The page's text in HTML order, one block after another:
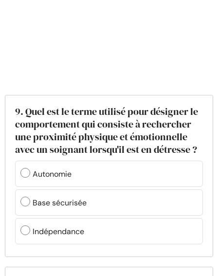
9. Quel est le terme utilisé pour désigner le
comportement qui consiste à rechercher
une proximité physique et émotionnelle
avec un soignant lorsqu'il est en détresse ?
Autonomie
Base sécurisée
Indépendance